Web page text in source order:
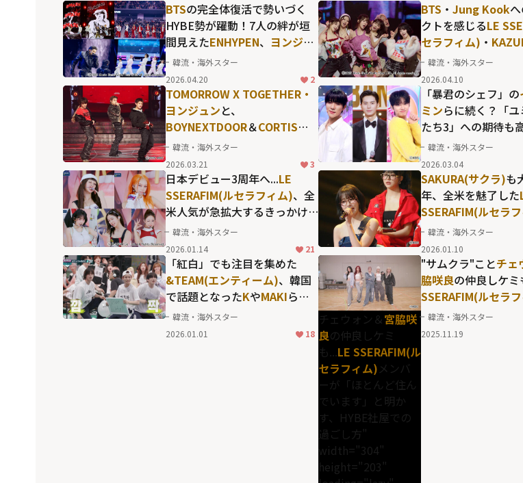
BTSの完全体復活で勢いづく
HYBE勢が躍動！7人の絆が垣
間見えたENHYPEN、 ヨンジュ
ンのソロも鮮烈な
X TOGETHER
ら、K-POPの勢
いを象徴する"国立競技場"の熱
狂
韓流・海外スター
2026.04.20
2
BTS ・ Jung Kook
クトを感じるLE
セラフィム) ・
のソロパフォーマン
「KBS歌謡祭」だ
現した名場面の数々
韓流・海外スター
2026.04.10
TOMORROW X TOGETHER・
ヨンジュンと、
BOYNEXTDOOR＆CORTISメ
ンバーとのハイレベルなダン
スコラボも...一晩限りの"レア
な顔合わせ"が熱狂を呼んだ
「2025 MBC歌謡大祭典」
韓流・海外スター
2026.03.21
3
「暴君のシェフ」の
ミンらに続く？「
たち3」への期待も
ム・ジェウォン
た、韓国トップ俳
門「ミュージック
歴代MC
韓流・海外スター
2026.03.04
日本デビュー3周年へ...LE
SSERAFIM(ルセラフィム)、全
米人気が急拡大するきっかけ
にもなったヒット曲
「SPAGHETTI」の中毒性抜群
の世界観
韓流・海外スター
2026.01.14
21
SAKURA(サクラ)も
年、全米を魅了した
SSERAFIM(ルセラ
し、「これほど完璧
は見たことがない
た10CM(シプセン
は？
韓流・海外スター
2026.01.10
「紅白」でも注目を集めた
&TEAM(エンティーム)、韓国
で話題となったKやMAKIら、
メンバーたちのフィジカルの
強さ
韓流・海外スター
2026.01.01
18
チェウォン＆ 宮脇咲
良の仲良しケミ
も...LE SSERAFIM(ル
セラフィム)メンバ
ーが「ほとんど住ん
でいます」と明か
す、HYBE社屋での
過ごし方"
width="304"
height="203"
"サムクラ"ことチェ
脇咲良の仲良しケミ
SSERAFIM(ルセラ
バーが「ほとんど住
す」と明かす、
韓流・海外スター
2025.11.19